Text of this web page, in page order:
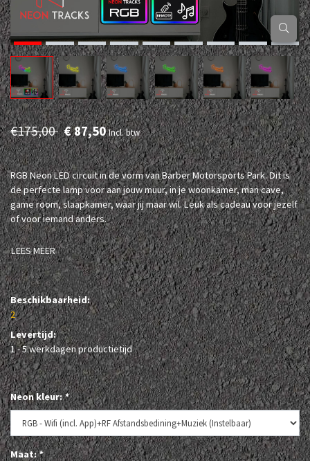
€175,00 € 87,50Incl. btw
RGB Neon LED circuit in de vorm van Barber Motorsports Park. Dit is
de perfecte lamp voor aan jouw muur, in je woonkamer, man cave,
game room, slaapkamer, waar jij maar wil. Leuk als cadeau voor jezelf
of voor iemand anders.
LEES MEER
Beschikbaarheid:
2
Levertijd:
1 - 5 werkdagen productietijd
Neon kleur:*
Maat:*